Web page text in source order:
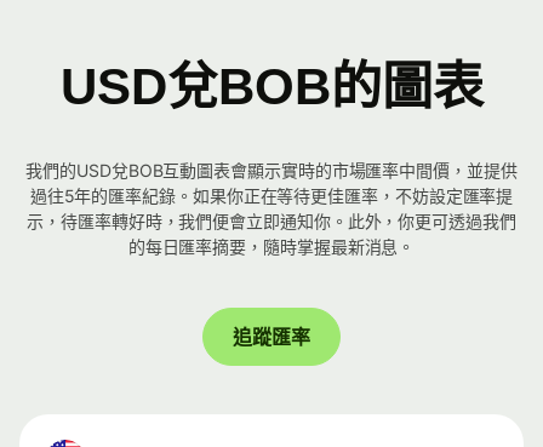
USD兌BOB的圖表
我們的USD兌BOB互動圖表會顯示實時的市場匯率中間價，並提供
過往5年的匯率紀錄。如果你正在等待更佳匯率，不妨設定匯率提
示，待匯率轉好時，我們便會立即通知你。此外，你更可透過我們
的每日匯率摘要，隨時掌握最新消息。
追蹤匯率